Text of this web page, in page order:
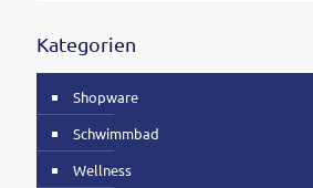
Kategorien
Shopware
Schwimmbad
Wellness